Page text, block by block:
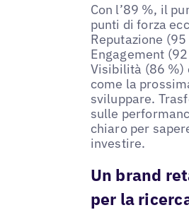
Con l’89 %, il
punti di forza
Reputazione (95
Engagement
Visibilità (86 %)
come la
sviluppare.
sulle
chiaro per
investire.
Un brand
per la